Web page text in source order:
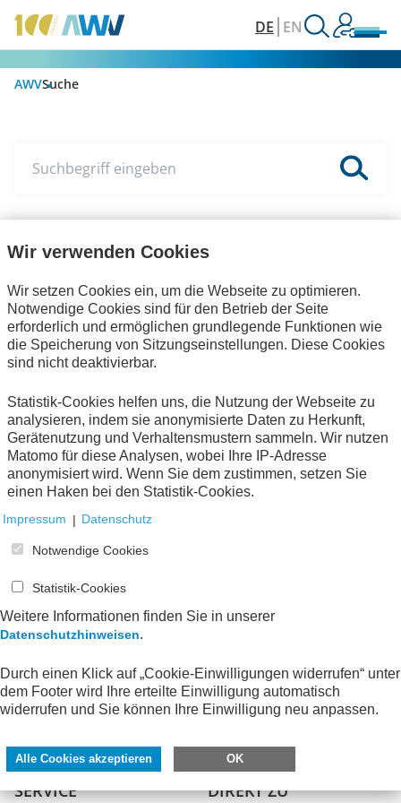
DE EN
AWVSuche
Suchbegriff eingeben
Veranstaltungen Themen eXTra
1
SERVICE DIREKT ZU
Wir verwenden Cookies
Wir setzen Cookies ein, um die Webseite zu optimieren.
Notwendige Cookies sind für den Betrieb der Seite
erforderlich und ermöglichen grundlegende Funktionen wie
die Speicherung von Sitzungseinstellungen. Diese Cookies
sind nicht deaktivierbar.
Statistik-Cookies helfen uns, die Nutzung der Webseite zu
analysieren, indem sie anonymisierte Daten zu Herkunft,
Gerätenutzung und Verhaltensmustern sammeln. Wir nutzen
Matomo für diese Analysen, wobei Ihre IP-Adresse
anonymisiert wird. Wenn Sie dem zustimmen, setzen Sie
einen Haken bei den Statistik-Cookies.
Impressum | Datenschutz
Notwendige Cookies
Statistik-Cookies
Weitere Informationen finden Sie in unserer
Datenschutzhinweisen.
Durch einen Klick auf „Cookie-Einwilligungen widerrufen“ unter
dem Footer wird Ihre erteilte Einwilligung automatisch
widerrufen und Sie können Ihre Einwilligung neu anpassen.
Alle Cookies akzeptieren OK